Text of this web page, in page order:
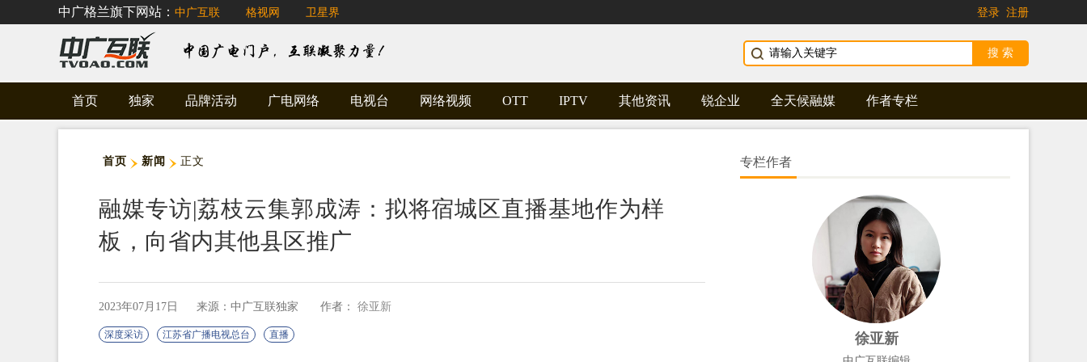
中广格兰旗下网站： 中广互联 格视网 卫星界 登录 注册
首页 独家 品牌活动 广电网络 电视台 网络视频 OTT IPTV 其他资讯 锐企业 全天候融媒 作者专栏
首页 新闻 正文
融媒专访|荔枝云集郭成涛：拟将宿城区直播基地作为样
板，向省内其他县区推广
2023年07月17日 来源：中广互联独家 作者： 徐亚新
深度采访 江苏省广播电视总台 直播
专栏作者
徐亚新